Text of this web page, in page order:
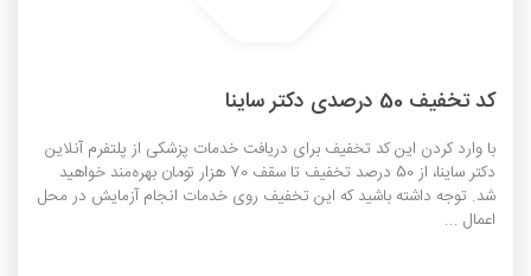
کد تخفیف 50 درصدی دکتر ساینا
با وارد کردن این کد تخفیف برای دریافت خدمات پزشکی از پلتفرم آنلاین
دکتر ساینا، از 50 درصد تخفیف تا سقف 70 هزار تومان بهره‌مند خواهید
شد. توجه داشته باشید که این تخفیف روی خدمات انجام آزمایش در محل
اعمال ...